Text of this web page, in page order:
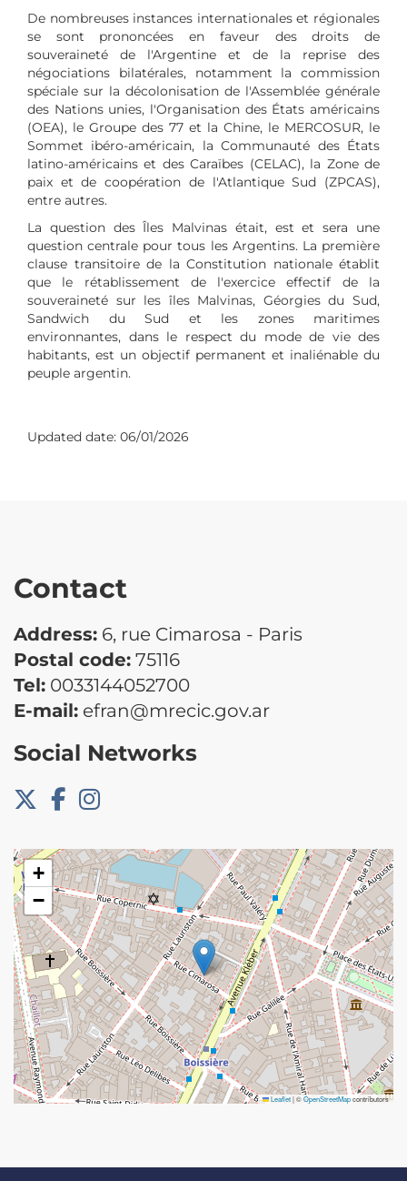
De nombreuses instances internationales et régionales
se sont prononcées en faveur des droits de
souveraineté de l'Argentine et de la reprise des
négociations bilatérales, notamment la commission
spéciale sur la décolonisation de l'Assemblée générale
des Nations unies, l'Organisation des États américains
(OEA), le Groupe des 77 et la Chine, le MERCOSUR, le
Sommet ibéro-américain, la Communauté des États
latino-américains et des Caraïbes (CELAC), la Zone de
paix et de coopération de l'Atlantique Sud (ZPCAS),
entre autres.
La question des Îles Malvinas était, est et sera une
question centrale pour tous les Argentins. La première
clause transitoire de la Constitution nationale établit
que le rétablissement de l'exercice effectif de la
souveraineté sur les îles Malvinas, Géorgies du Sud,
Sandwich du Sud et les zones maritimes
environnantes, dans le respect du mode de vie des
habitants, est un objectif permanent et inaliénable du
peuple argentin.
Updated date: 06/01/2026
Contact
Address: 6, rue Cimarosa - Paris
Postal code: 75116
Tel: 0033144052700
E-mail: efran@mrecic.gov.ar
Social Networks
+
−
Leaflet|©OpenStreetMapcontributors